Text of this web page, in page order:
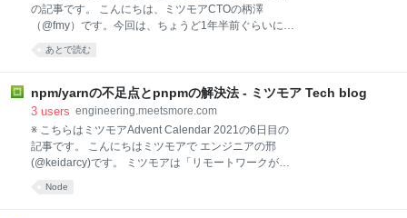
の記事です。 こんにちは、ミツモアCTOの柄澤
（@fmy）です。今回は、ちょうど1年半前ぐらいに整
備したミツモアデータ分析基盤についてご紹介いたし
ます。（記事にするのが遅くなってすみません） 全体
うになっています。 ミツモアのデータパイプライン こ
のパターンはETL（Extract / Transform / Load）ではな
くELTと言われ、ExtractとLoadを行ったのちに、デー
タウェアハウスの中でTransformを実施する戦略とな
っています。BigQueryに代表される今日のデータウェ
可能とする能力があるので、一旦データウェアハウス
あとで読む
npm/yarnの不足点とpnpmの解決法 - ミツモア Tech blog
3 users engineering.meetsmore.com
※ こちらはミツモアAdvent Calendar 2021の6日目の
記事です。 こんにちはミツモアで エンジニアの邢
(@keidarcy)です。 ミツモアは「リモートワークが増
Node